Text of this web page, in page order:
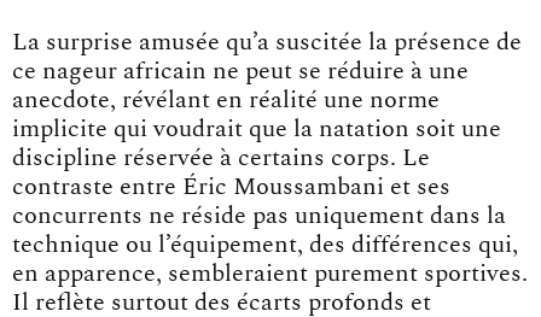
La surprise amusée qu’a suscitée la présence de
ce nageur africain ne peut se réduire à une
anecdote, révélant en réalité une norme
implicite qui voudrait que la natation soit une
discipline réservée à certains corps. Le
contraste entre Éric Moussambani et ses
concurrents ne réside pas uniquement dans la
technique ou l’équipement, des différences qui,
en apparence, sembleraient purement sportives.
Il reflète surtout des écarts profonds et